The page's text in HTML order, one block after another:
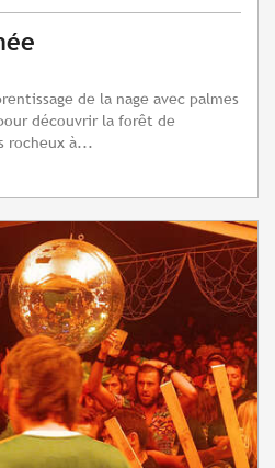
de la nage avec palmes
découvrir la forêt de
rocheux à...